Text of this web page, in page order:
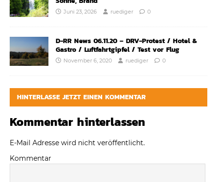
Juni 23, 2026 ruediger 0
D-RR News 06.11.20 – DRV-Protest / Hotel &
Gastro / Luftfahrtgipfel / Test vor Flug
November 6, 2020 ruediger 0
HINTERLASSE JETZT EINEN KOMMENTAR
Kommentar hinterlassen
E-Mail Adresse wird nicht veröffentlicht.
Kommentar